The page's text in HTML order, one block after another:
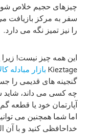
چیزهای حجیم خلاص
سفر به مرکز بازیافت
را نیز تمیز نگه می دارد.
Kieztage بازار مبادله
گنجینه های قدیمی را
چه کسی می داند،
آپارتمان خود یا قطعه
اما شما همچنین می
خداحافظی کنید و با آن